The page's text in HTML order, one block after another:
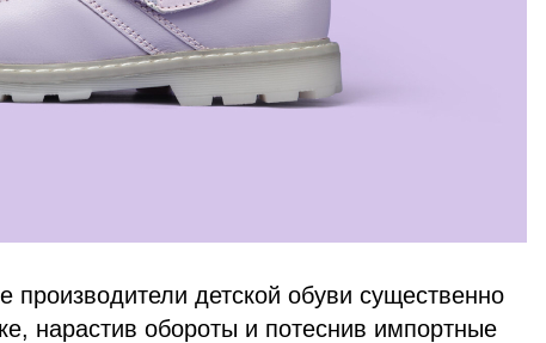
производители детской обуви существенно
нарастив обороты и потеснив импортные